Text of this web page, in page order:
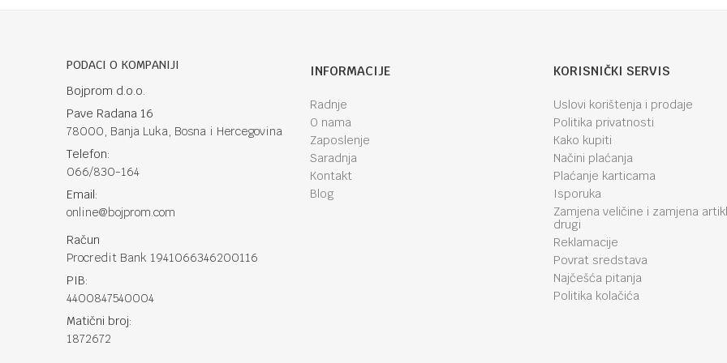
PODACI O KOMPANIJI
Bojprom d.o.o.
Pave Radana 16
78000, Banja Luka, Bosna i Hercegovina
Telefon:
066/830-164
Email:
online@bojprom.com
Račun
Procredit Bank 1941066346200116
PIB:
4400847540004
Matični broj:
1872672
INFORMACIJE
Radnje
O nama
Zaposlenje
Saradnja
Kontakt
Blog
KORISNIČKI SERVIS
Uslovi korištenja i prodaje
Politika privatnosti
Kako kupiti
Načini plaćanja
Plaćanje karticama
Isporuka
Zamjena veličine i zamjena
drugi
Reklamacije
Povrat sredstava
Najčešća pitanja
Politika kolačića